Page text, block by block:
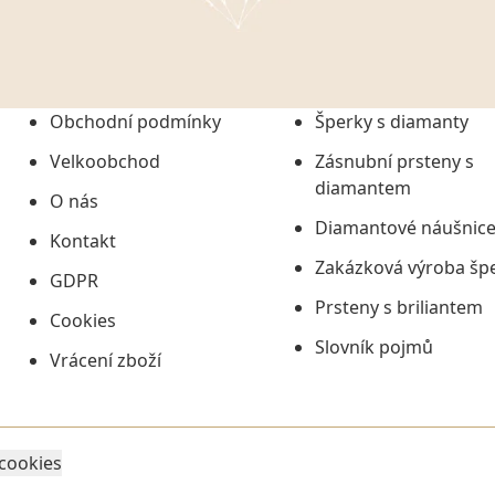
č. 101/2000 Sb. v
uchováním veškerých
údajů či jako jeho
informací, nejdéle
Obchodní podmínky
Velkoobchod
O nás
Kontakt
GDPR
Cookies
Vrácení zboží
Šperky s diamanty
Zásnubní prsteny s
diamantem
Diamantové náušnice
Zakázková výroba
Prsteny s briliantem
Slovník pojmů